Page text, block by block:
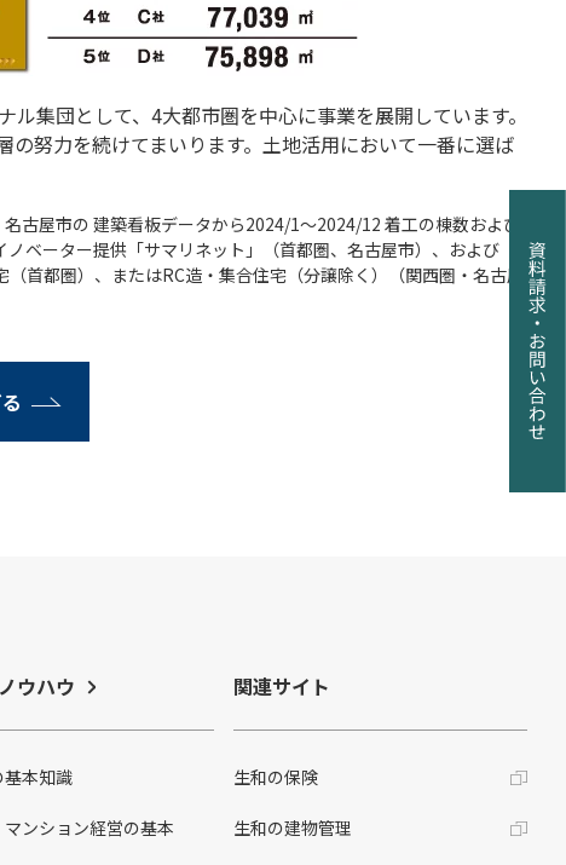
集団として、4大都市圏を中心に事業を展開しています。
努力を続けてまいります。土地活用において一番に選ば
屋市の 建築看板データから2024/1～2024/12 着工の棟数および
ベーター提供「サマリネット」（首都圏、名古屋市）、および
首都圏）、またはRC造・集合住宅（分譲除く）（関西圏・名古屋
ウハウ
本知識
ンション経営の基本
関連サイト
生和の保険
生和の建物管理